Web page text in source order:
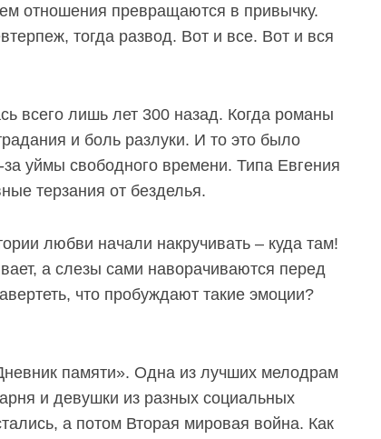
отношения превращаются в привычку.
тогда развод. Вот и все. Вот и вся
всего лишь лет 300 назад. Когда романы
и боль разлуки. И то это было
уймы свободного времени. Типа Евгения
терзания от безделья.
любви начали накручивать – куда там!
а слезы сами наворачиваются перед
что пробуждают такие эмоции?
памяти». Одна из лучших мелодрам
и девушки из разных социальных
а потом Вторая мировая война. Как